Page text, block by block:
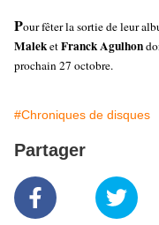
Pour fêter la sortie de leur
MaleketFranck Agulhon
prochain 27 octobre.
#Chroniques de disques
Partager